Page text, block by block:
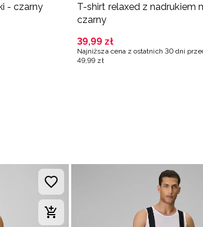
- czarny
T-shirt relaxed z nadrukiem
czarny
39,99 zł
Najniższa cena z ostatnich 30 dni
49,99 zł